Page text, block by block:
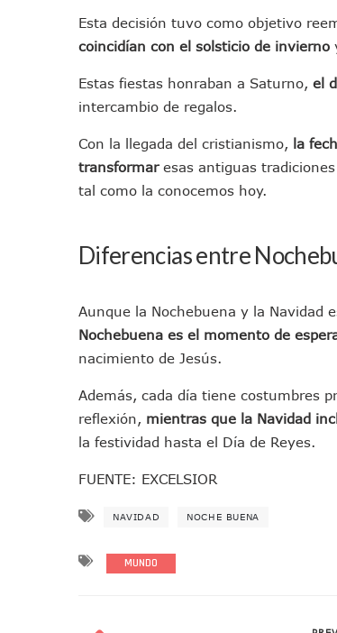
Plantean “Ley
Vecinos De La
Detienen A
Adultos
Mujeres
Bruno Blancas
Videos De
Playa Las
Por
“El Mayo”
Brigada
Vecinos De
Pelea De
Coordinan
Esta decisión tuvo como objetivo
coincidían con el solsticio de invierno
Estas fiestas honraban a Saturno, el
intercambio de regalos.
Con la llegada del cristianismo, la
transformaresas antiguas
tal como la conocemos hoy.
Diferencias entre
Aunque la Nochebuena y la Navidad
Nochebuena es el momento de
nacimiento de Jesús.
Además, cada día tiene costumbres
reflexión, mientras que la Navidad
la festividad hasta el Día de Reyes.
FUENTE: EXCELSIOR
NAVIDAD NOCHE BUENA
MUNDO